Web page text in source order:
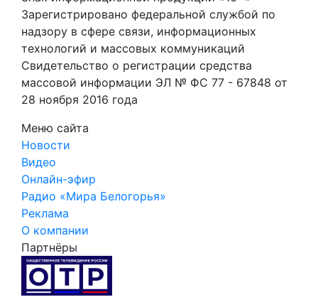
Зарегистрировано федеральной службой по
надзору в сфере связи, информационных
технологий и массовых коммуникаций
Свидетельство о регистрации средства
массовой информации ЭЛ № ФС 77 - 67848 от
28 ноября 2016 года
Меню сайта
Новости
Видео
Онлайн-эфир
Радио «Мира Белогорья»
Реклама
О компании
Партнёры